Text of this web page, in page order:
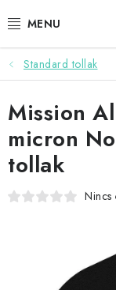
tartalomhoz
DARTS
DARTS TÁBLÁK
TARTOZÉKOK A
TOLLAK
Standard tollak
Mission
micron
tollak
Nincs